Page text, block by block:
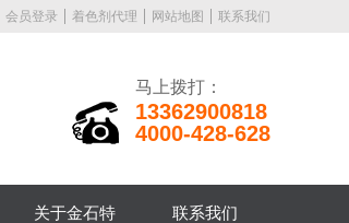
会员登录 着色剂代理 网站地图 联系我们
马上拨打：
13362900818
4000-428-628
关于金石特 联系我们